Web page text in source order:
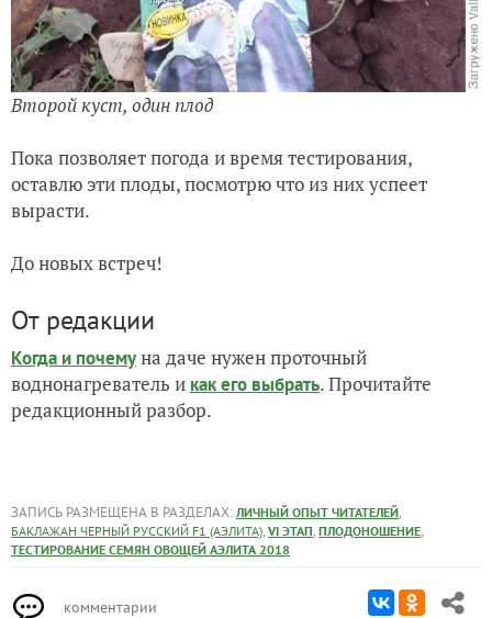
Второй куст, один плод
Пока позволяет погода и время тестирования,
оставлю эти плоды, посмотрю что из них успеет
вырасти.
До новых встреч!
От редакции
Когда и почемуна даче нужен проточный
воднонагреватель и как его выбрать. Прочитайте
редакционный разбор.
ЗАПИСЬ РАЗМЕЩЕНА В РАЗДЕЛАХ: ЛИЧНЫЙ ОПЫТ ЧИТАТЕЛЕЙ,
БАКЛАЖАН ЧЕРНЫЙ РУССКИЙ F1 (АЭЛИТА), VI ЭТАП, ПЛОДОНОШЕНИЕ,
ТЕСТИРОВАНИЕ СЕМЯН ОВОЩЕЙ АЭЛИТА 2018
комментарии